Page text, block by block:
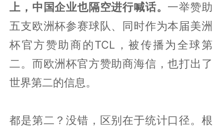
上，中国企业也隔空进行喊话。 一举赞助
五支欧洲杯参赛球队、同时作为本届美洲
杯官方赞助商的TCL，被传播为全球第
二。而欧洲杯官方赞助商海信，也打出了
世界第二的信息。
都是第二？没错，区别在于统计口径。根